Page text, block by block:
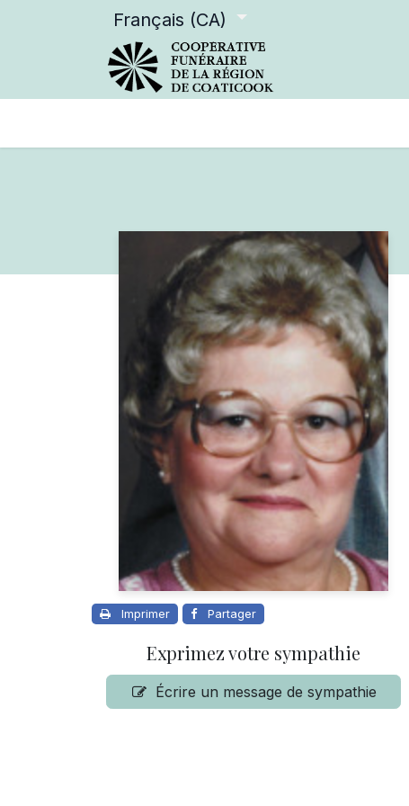
Français (CA)
Imprimer Partager
Exprimez votre sympathie
Écrire un message de sympathie